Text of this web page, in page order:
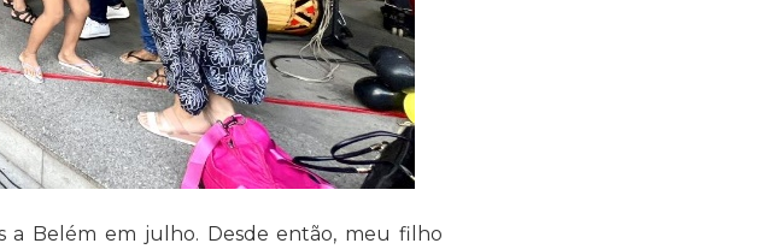
a Belém em julho. Desde então, meu filho